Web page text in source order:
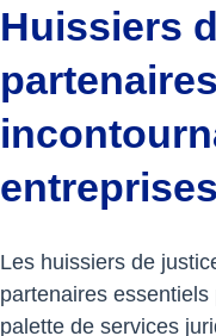
Huissiers
partenaires
entreprises
Les huissiers de
partenaires
palette de services